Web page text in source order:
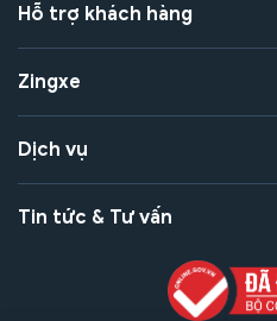
Hỗ trợ khách hàng
Zingxe
Dịch vụ
Tin tức & Tư vấn